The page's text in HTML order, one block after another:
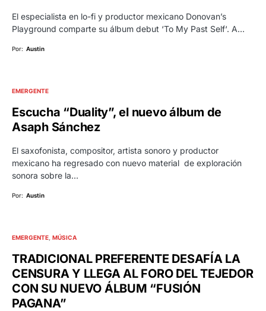
El especialista en lo-fi y productor mexicano Donovan’s
Playground comparte su álbum debut ‘To My Past Self‘. A…
Por: Austin
EMERGENTE
Escucha “Duality”, el nuevo álbum de
Asaph Sánchez
El saxofonista, compositor, artista sonoro y productor
mexicano ha regresado con nuevo material de exploración
sonora sobre la…
Por: Austin
EMERGENTE MÚSICA
TRADICIONAL PREFERENTE DESAFÍA LA
CENSURA Y LLEGA AL FORO DEL TEJEDOR
CON SU NUEVO ÁLBUM “FUSIÓN
PAGANA”